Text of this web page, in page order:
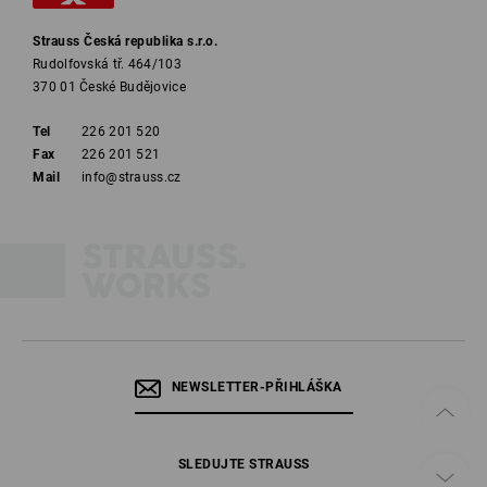
„bezpečnostní vesta“ si může nárokovat pouze každá součást oděvu,
bezpečnostní vesty potvrzena normouDIN EN ISO 20471
naopak zaručují vysokou viditelnost. Kdo pracuje na stavbě, měl by
Strauss Česká republika s.r.o.
Rudolfovská tř. 464/103
370 01 České Budějovice
Tel
226 201 520
Fax
226 201 521
Mail
info@strauss.cz
NEWSLETTER-PŘIHLÁŠKA
SLEDUJTE STRAUSS